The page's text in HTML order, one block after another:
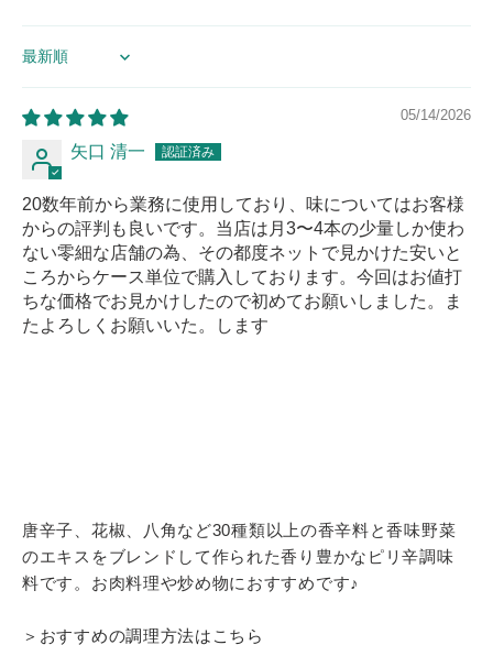
Sort by
05/14/2026
矢口 清一
20数年前から業務に使用しており、味についてはお客様
からの評判も良いです。当店は月3〜4本の少量しか使わ
ない零細な店舗の為、その都度ネットで見かけた安いと
ころからケース単位で購入しております。今回はお値打
ちな価格でお見かけしたので初めてお願いしました。ま
たよろしくお願いいた。します
ト
に
商
を
唐辛子、花椒、八角など30種類以上の香辛料と香味野菜
のエキスをブレンドして作られた香り豊かなピリ辛調味
料です。お肉料理や炒め物におすすめです♪
＞ おすすめの調理方法はこちら